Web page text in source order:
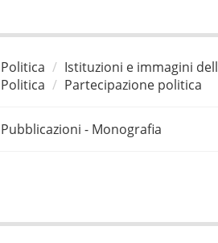
Politica
Istituzioni e immagini
Politica
Partecipazione politica
Pubblicazioni - Monografia